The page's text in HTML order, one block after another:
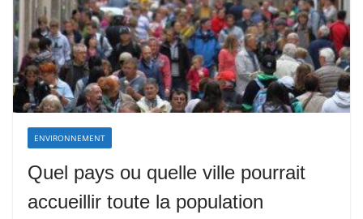
ENVIRONNEMENT
Quel pays ou quelle ville pourrait
accueillir toute la population